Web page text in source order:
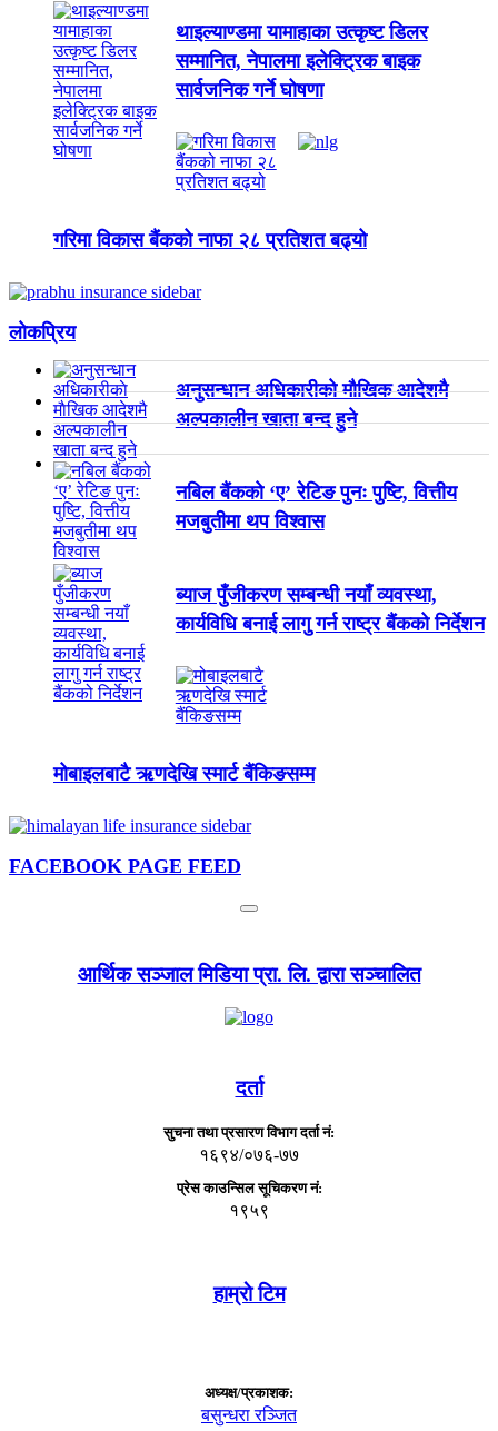
थाइल्याण्डमा यामाहाका उत्कृष्ट डिलर
सम्मानित, नेपालमा इलेक्ट्रिक बाइक
सार्वजनिक गर्ने घोषणा
गरिमा विकास बैंकको नाफा २८ प्रतिशत बढ्यो
लाेकप्रिय
अनुसन्धान अधिकारीकाे माैखिक आदेशमै
अल्पकालीन खाता बन्द हुने
नबिल बैंकको ‘ए’ रेटिङ पुनः पुष्टि, वित्तीय
मजबुतीमा थप विश्वास
ब्याज पुँजीकरण सम्बन्धी नयाँ व्यवस्था,
कार्यविधि बनाई लागु गर्न राष्ट्र बैंकको निर्देशन
मोबाइलबाटै ऋणदेखि स्मार्ट बैंकिङसम्म
FACEBOOK PAGE FEED
आर्थिक सञ्जाल मिडिया प्रा. लि. द्वारा सञ्चालित
दर्ता
सुचना तथा प्रसारण विभाग दर्ता नं:
१६९४/०७६-७७
प्रेस काउन्सिल सूचिकरण नं:
१९५९
हाम्राे टिम
अध्यक्ष/प्रकाशक:
बसुन्धरा रञ्जित